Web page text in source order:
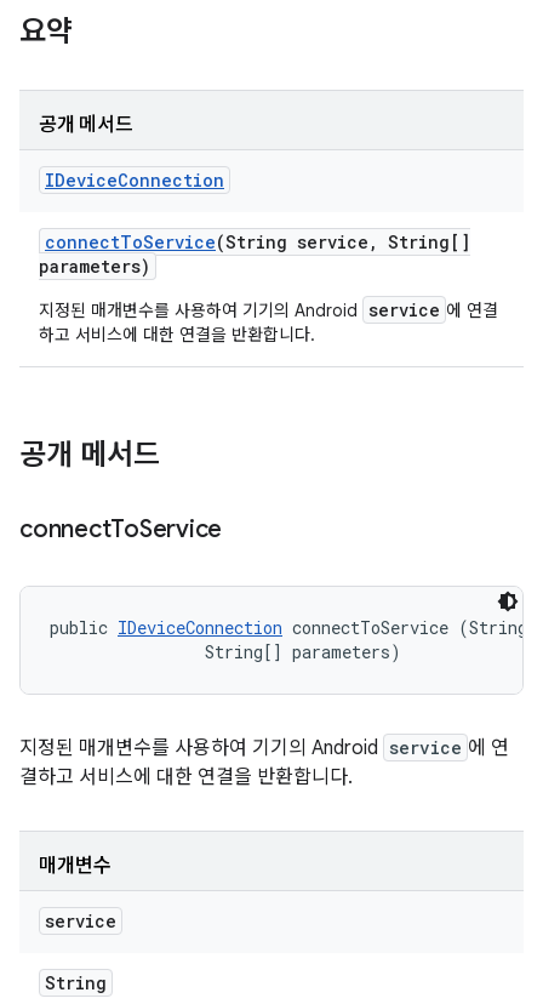
요약
공개 메서드
IDeviceConnection
connectToService(String service , String[]
parameters)
지정된 매개변수를 사용하여 기기의 Android service 에 연결
하고 서비스에 대한 연결을 반환합니다.
공개 메서드
connectToService
public IDeviceConnection connectToService
                String[] parameters)
지정된 매개변수를 사용하여 기기의 Android service 에 연
결하고 서비스에 대한 연결을 반환합니다.
매개변수
service
String